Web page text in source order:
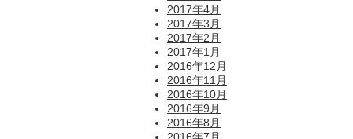
2017年4月
2017年3月
2017年2月
2017年1月
2016年12月
2016年11月
2016年10月
2016年9月
2016年8月